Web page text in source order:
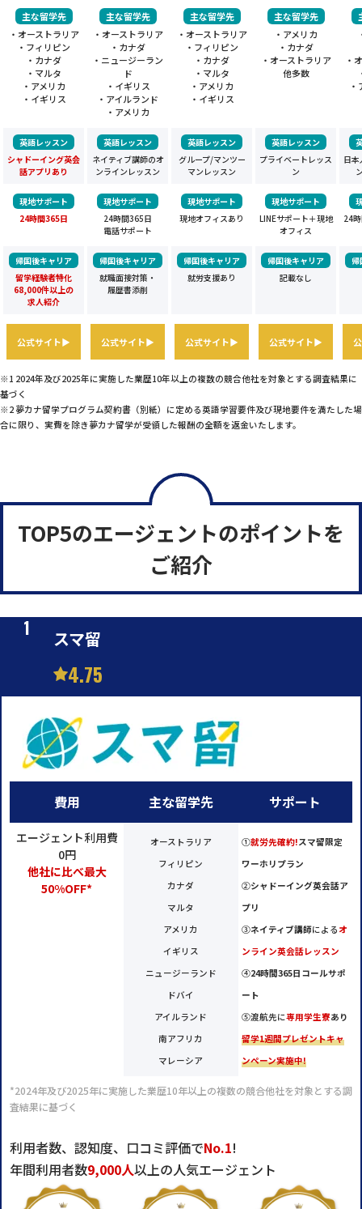
主な留学先
・オーストラリア
・フィリピン
・カナダ
・マルタ
・アメリカ
・イギリス
主な留学先
・オーストラリア
・カナダ
・ニュージーラン
ド
・イギリス
・アイルランド
・アメリカ
主な留学先
・オーストラリア
・フィリピン
・カナダ
・マルタ
・アメリカ
・イギリス
主な留学先
・アメリカ
・カナダ
・オーストラリア
他多数
・
英語レッスン
シャドーイング英会
話アプリあり
英語レッスン
ネイティブ講師のオ
ンラインレッスン
英語レッスン
グループ/マンツー
マンレッスン
英語レッスン
プライベートレッス
ン
日
現地サポート
24時間365日
現地サポート
24時間365日
電話サポート
現地サポート
現地オフィスあり
現地サポート
LINEサポート＋現地
オフィス
24
帰国後キャリア
留学経験者特化
68,000件以上の
求人紹介
帰国後キャリア
就職面接対策・
履歴書添削
帰国後キャリア
就労支援あり
帰国後キャリア
記載なし
公式サイト▶ 公式サイト▶ 公式サイト▶ 公式サイト▶
※1 2024年及び2025年に実施した業歴10年以上の複数の競合他社を対象とする調査結果に
基づく
※2 夢カナ留学プログラム契約書（別紙）に定める英語学習要件及び現地要件を満たした場
合に限り、実費を除き夢カナ留学が受領した報酬の全額を返金いたします。
TOP5のエージェントのポイントを
ご紹介
スマ留
4.75
費用
エージェント利用費
0円
他社に比べ最大
50%OFF*
主な留学先
オーストラリア
フィリピン
カナダ
マルタ
アメリカ
イギリス
ニュージーランド
ドバイ
アイルランド
南アフリカ
マレーシア
サポート
①就労先確約!スマ留限定
ワーホリプラン
②シャドーイング英会話ア
プリ
③ネイティブ講師による オ
ンライン英会話レッスン
④24時間365日コールサポ
ート
⑤渡航先に専用学生寮あり
留学1週間プレゼントキャ
ンペーン実施中!
*2024年及び2025年に実施した業歴10年以上の複数の競合他社を対象とする調
査結果に基づく
利用者数、認知度、口コミ評価でNo.1!
年間利用者数9,000人以上の人気エージェント